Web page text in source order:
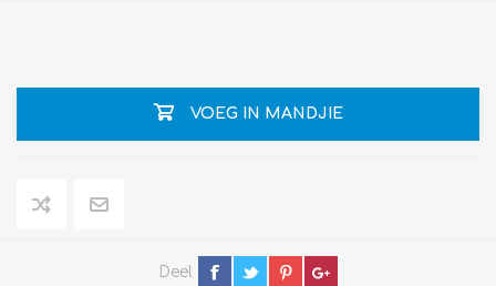
VOEG IN MANDJIE
Deel